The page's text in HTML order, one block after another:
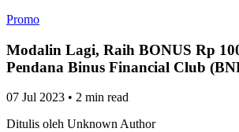
Promo
Modalin Lagi, Raih BONUS Rp
Pendana Binus Financial Club
07 Jul 2023 • 2 min read
Ditulis oleh Unknown Author